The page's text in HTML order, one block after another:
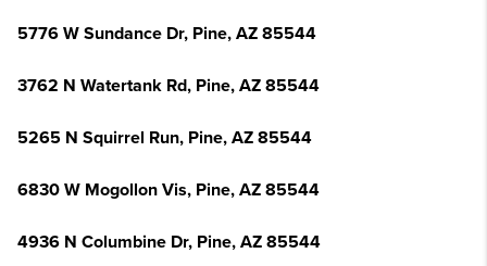
5776 W Sundance Dr, Pine, AZ 85544
3762 N Watertank Rd, Pine, AZ 85544
5265 N Squirrel Run, Pine, AZ 85544
6830 W Mogollon Vis, Pine, AZ 85544
4936 N Columbine Dr, Pine, AZ 85544